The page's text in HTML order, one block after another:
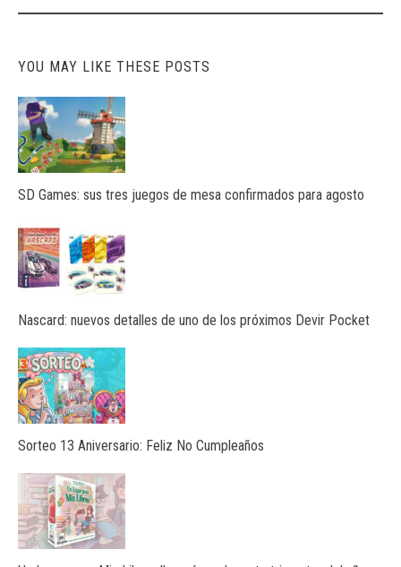
YOU MAY LIKE THESE POSTS
SD Games: sus tres juegos de mesa confirmados para agosto
Nascard: nuevos detalles de uno de los próximos Devir Pocket
Sorteo 13 Aniversario: Feliz No Cumpleaños